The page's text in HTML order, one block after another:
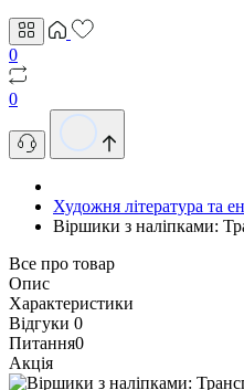
0
0
Художня література та
Віршики з наліпками:
Все про товар
Опис
Характеристики
Відгуки 0
Питання0
Акція